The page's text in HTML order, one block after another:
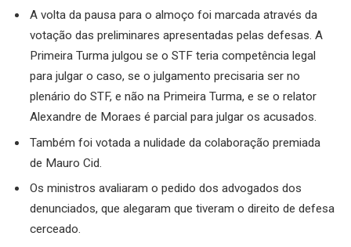
A volta da pausa para o almoço foi marcada através da
votação das preliminares apresentadas pelas defesas. A
Primeira Turma julgou se o STF teria competência legal
para julgar o caso, se o julgamento precisaria ser no
plenário do STF, e não na Primeira Turma, e se o relator
Alexandre de Moraes é parcial para julgar os acusados.
Também foi votada a nulidade da colaboração premiada
de Mauro Cid.
Os ministros avaliaram o pedido dos advogados dos
denunciados, que alegaram que tiveram o direito de defesa
cerceado.